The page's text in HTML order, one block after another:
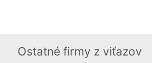
Ostatné firmy z viťazov